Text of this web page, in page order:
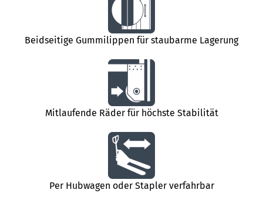
Beidseitige Gummilippen für staubarme Lagerung
Mitlaufende Räder für höchste Stabilität
Per Hubwagen oder Stapler verfahrbar